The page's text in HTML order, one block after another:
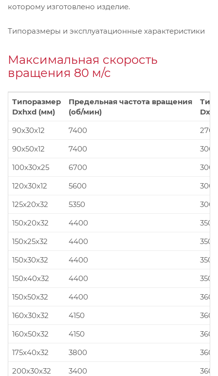
которому изготовлено изделие.
Типоразмеры и эксплуатационные характеристики
Максимальная скорость
вращения 80 м/с
Типоразмер
Dxhxd (мм)
Предельная частота вращения
(об/мин)
90x30x12
7400
90x50x12
7400
100x30x25
6700
120x30x12
5600
125x20x32
5350
150x20x32
4400
150x25x32
4400
150x30x32
4400
150x40x32
4400
150x50x32
4400
160x30x32
4150
160x50x32
4150
175x40x32
3800
200x30x32
3400